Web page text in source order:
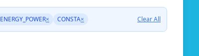
ENERGY_POWER× CONSTA× Clear All